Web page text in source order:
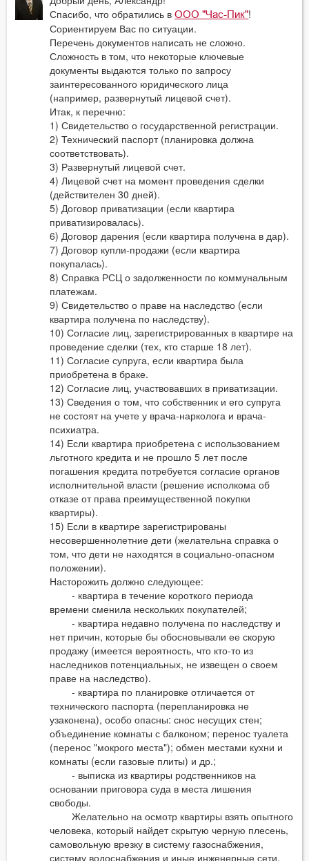
Спасибо, что обратились вООО "Час-Пик"!
Сориентируем Вас по ситуации.
Перечень документов написать не сложно.
Сложность в том, что некоторые ключевые
документы выдаются только по запросу
заинтересованного юридического лица
(например, развернутый лицевой счет).
Итак, к перечню:
1) Свидетельство о государственной регистрации.
2) Технический паспорт (планировка должна
соответствовать).
3) Развернутый лицевой счет.
4) Лицевой счет на момент проведения сделки
(действителен 30 дней).
5) Договор приватизации (если квартира
приватизировалась).
6) Договор дарения (если квартира получена в дар).
7) Договор купли-продажи (если квартира
покупалась).
8) Справка РСЦ о задолженности по коммунальным
платежам.
9) Свидетельство о праве на наследство (если
квартира получена по наследству).
10) Согласие лиц, зарегистрированных в квартире на
проведение сделки (тех, кто старше 18 лет).
11) Согласие супруга, если квартира была
приобретена в браке.
12) Согласие лиц, участвовавших в приватизации.
13) Сведения о том, что собственник и его супруга
не состоят на учете у врача-нарколога и врача-
психиатра.
14) Если квартира приобретена с использованием
льготного кредита и не прошло 5 лет после
погашения кредита потребуется согласие органов
исполнительной власти (решение исполкома об
отказе от права преимущественной покупки
квартиры).
15) Если в квартире зарегистрированы
несовершеннолетние дети (желательна справка о
том, что дети не находятся в социально-опасном
положении).
Насторожить должно следующее:
- квартира в течение короткого периода
времени сменила нескольких покупателей;
- квартира недавно получена по наследству и
нет причин, которые бы обосновывали ее скорую
продажу (имеется вероятность, что кто-то из
наследников потенциальных, не извещен о своем
праве на наследство).
- квартира по планировке отличается от
технического паспорта (перепланировка не
узаконена), особо опасны: снос несущих стен;
объединение комнаты с балконом; перенос туалета
(перенос "мокрого места"); обмен местами кухни и
комнаты (если газовые плиты) и др.;
- выписка из квартиры родственников на
основании приговора суда в места лишения
свободы.
Желательно на осмотр квартиры взять опытного
человека, который найдет скрытую черную плесень,
самовольную врезку в систему газоснабжения,
систему водоснабжения и иные инженерные сети.